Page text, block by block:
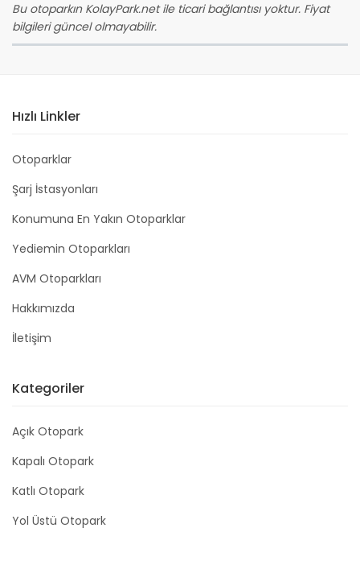
Bu otoparkın KolayPark.net ile ticari bağlantısı yoktur. Fiyat
bilgileri güncel olmayabilir.
Hızlı Linkler
Otoparklar
Şarj İstasyonları
Konumuna En Yakın Otoparklar
Yediemin Otoparkları
AVM Otoparkları
Hakkımızda
İletişim
Kategoriler
Açık Otopark
Kapalı Otopark
Katlı Otopark
Yol Üstü Otopark